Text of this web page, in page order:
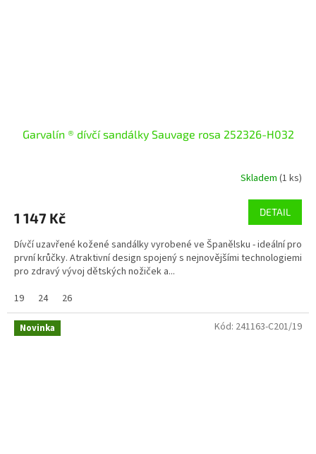
Garvalín ® dívčí sandálky Sauvage rosa 252326-H032
Skladem (1 ks)
1 147 Kč DETAIL
Dívčí uzavřené kožené sandálky vyrobené ve Španělsku - ideální pro
první krůčky. Atraktivní design spojený s nejnovějšími technologiemi
pro zdravý vývoj dětských nožiček a...
19
24 26
Novinka Kód: 241163-C201/19